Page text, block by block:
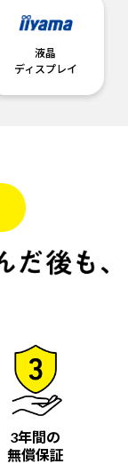
液晶
ディスプレイ
3年間の
無償保証